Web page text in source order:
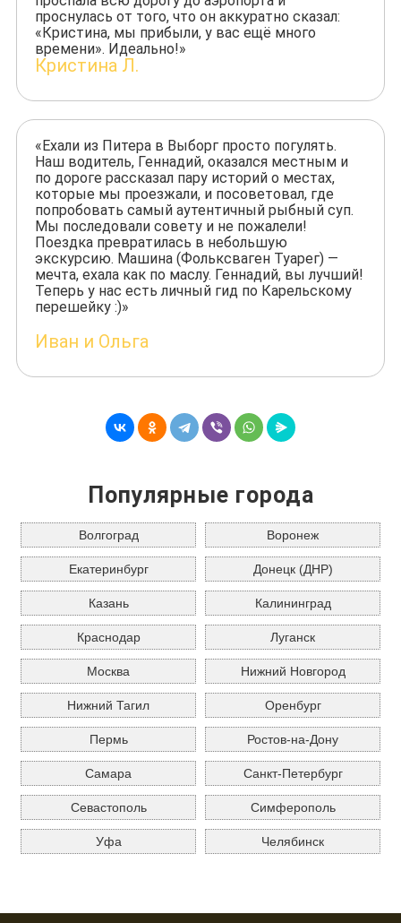
проснулась от того, что он аккуратно сказал:
«Кристина, мы прибыли, у вас ещё много
времени». Идеально!»
Кристина Л.
«Ехали из Питера в Выборг просто погулять.
Наш водитель, Геннадий, оказался местным и
по дороге рассказал пару историй о местах,
которые мы проезжали, и посоветовал, где
попробовать самый аутентичный рыбный суп.
Мы последовали совету и не пожалели!
Поездка превратилась в небольшую
экскурсию. Машина (Фольксваген Туарег) —
мечта, ехала как по маслу. Геннадий, вы лучший!
Теперь у нас есть личный гид по Карельскому
перешейку :)»
Иван и Ольга
Популярные города
Волгоград Воронеж
Екатеринбург Донецк (ДНР)
Казань Калининград
Краснодар Луганск
Москва Нижний Новгород
Нижний Тагил Оренбург
Пермь Ростов-на-Дону
Самара Санкт-Петербург
Севастополь Симферополь
Уфа Челябинск